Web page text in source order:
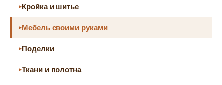
Кройка и шитье
Мебель своими руками
Поделки
Ткани и полотна